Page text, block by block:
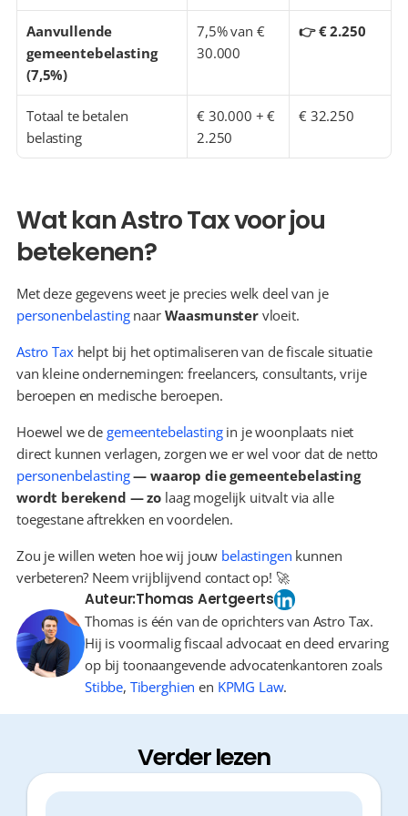
Aanvullende
gemeentebelasting
(7,5%)
7,5% van €
30.000
👉 € 2.250
Totaal te betalen
belasting
€ 30.000 + €
2.250
€ 32.250
Wat kan Astro Tax voor jou
betekenen?
Met deze gegevens weet je precies welk deel van je
personenbelasting naar Waasmunster vloeit.
Astro Tax helpt bij het optimaliseren van de fiscale situatie
van kleine ondernemingen: freelancers, consultants, vrije
beroepen en medische beroepen.
Hoewel we de gemeentebelasting in je woonplaats niet
personenbelasting — waarop die gemeentebelasting
wordt berekend — zo laag mogelijk uitvalt via alle
toegestane aftrekken en voordelen.
Zou je willen weten hoe wij jouw belastingen kunnen
verbeteren? Neem vrijblijvend contact op! 🚀
Auteur:Thomas Aertgeerts
Thomas is één van de oprichters van Astro Tax.
Hij is voormalig fiscaal advocaat en deed ervaring
op bij toonaangevende advocatenkantoren zoals
Stibbe, Tiberghien en KPMG Law.
Verder lezen